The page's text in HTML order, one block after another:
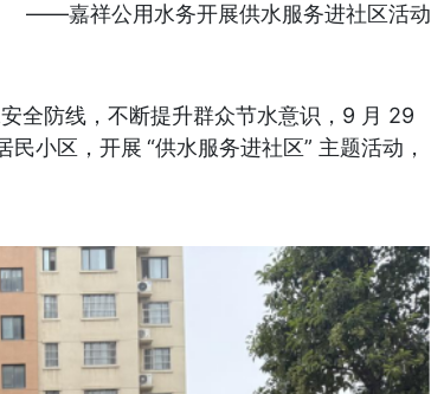
——嘉祥公用水务开展供水服务进社区活动
全防线， 不断提升群众节水意识， 9 月 29
民小区，开展 “供水服务进社区” 主题活动，